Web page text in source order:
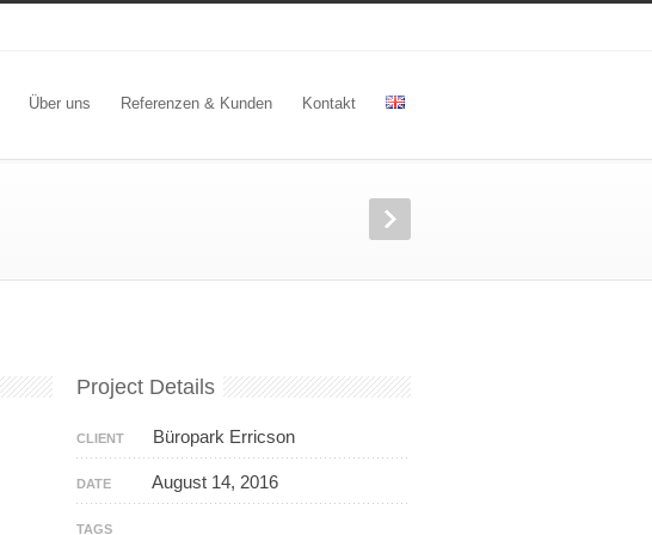
Über uns Referenzen & Kunden Kontakt
Project Details
CLIENT Büropark Erricson
DATE August 14, 2016
TAGS